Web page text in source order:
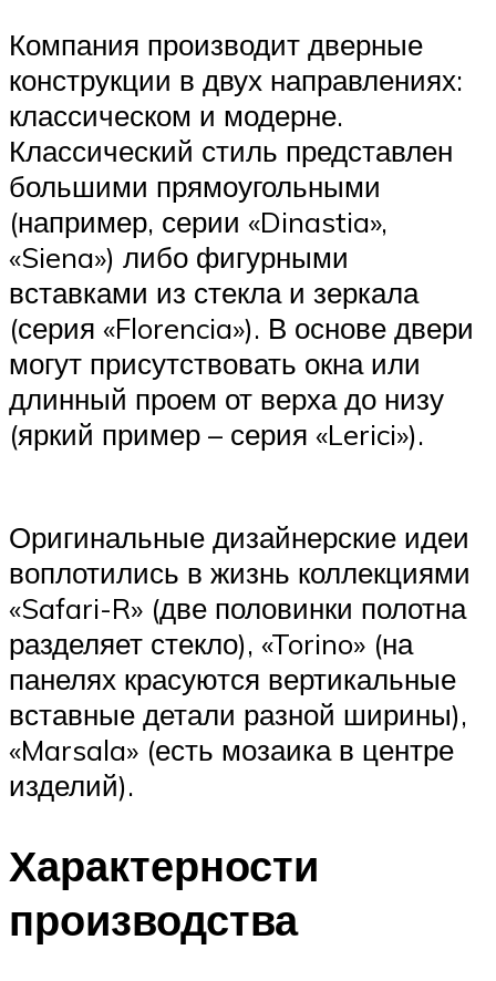
Компания производит дверные
конструкции в двух направлениях:
классическом и модерне.
Классический стиль представлен
большими прямоугольными
(например, серии «Dinastia»,
«Siena») либо фигурными
вставками из стекла и зеркала
(серия «Florencia»). В основе двери
могут присутствовать окна или
длинный проем от верха до низу
(яркий пример – серия «Lerici»).
Оригинальные дизайнерские идеи
воплотились в жизнь коллекциями
«Safari-R» (две половинки полотна
разделяет стекло), «Torino» (на
панелях красуются вертикальные
вставные детали разной ширины),
«Marsala» (есть мозаика в центре
изделий).
Характерности
производства